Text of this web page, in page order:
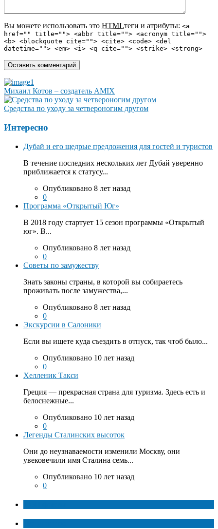
Вы можете использовать это HTMLтеги и атрибуты: <a
href="" title=""> <abbr title=""> <acronym title="">
<b> <blockquote cite=""> <cite> <code> <del
datetime=""> <em> <i> <q cite=""> <strike> <strong>
Михаил Котов – создатель AMIX
Средства по уходу за четвероногим другом
Интересно
Дубай и его щедрые предложения для гостей и туристов
В течение последних нескольких лет Дубай уверенно
приближается к статусу...
Опубликовано 8 лет назад
0
Программа «Открытый Юг»
В 2018 году стартует 15 сезон программы «Открытый
юг». В...
Опубликовано 8 лет назад
0
Советы по замужеству
Знать законы страны, в которой вы собираетесь
проживать после замужества,...
Опубликовано 8 лет назад
0
Экскурсии в Салоники
Если вы ищете куда съездить в отпуск, так чтоб было...
Опубликовано 10 лет назад
0
Хелленик Такси
Греция — прекрасная страна для туризма. Здесь есть и
белоснежные...
Опубликовано 10 лет назад
0
Легенды Сталинских высоток
Они до неузнаваемости изменили Москву, они
увековечили имя Сталина семь...
Опубликовано 10 лет назад
0